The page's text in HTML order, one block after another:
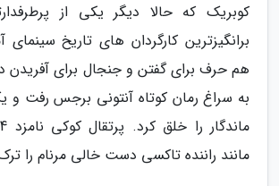
کوبریک که حالا دیگر یکی از
برانگیزترین کارگردان های تاریخ سینمای
هم حرف برای گفتن و جنجال برای آفریدن
به سراغ رمان کوتاه آنتونی برجس رفت و
مانند راننده تاکسی دست خالی مرنام را